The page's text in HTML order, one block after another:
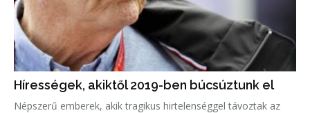
Hírességek, akiktől 2019-ben búcsúztunk el
Népszerű emberek, akik tragikus hirtelenséggel távoztak az